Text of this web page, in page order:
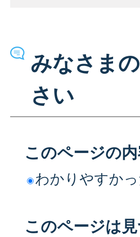
みなさま
さい
このページの
わかりやすか
このページは